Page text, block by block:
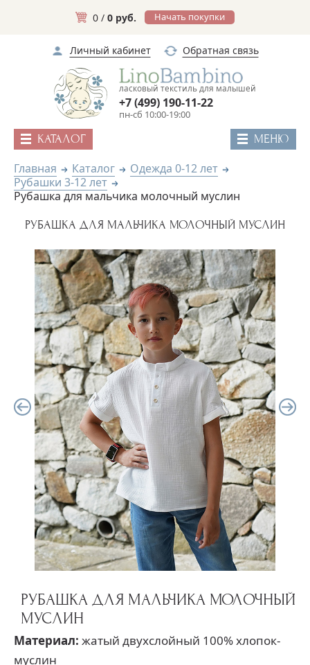
0 / 0 руб. Начать покупки
Личный кабинет Обратная связь
ласковый текстиль для малышей
пн-сб 10:00-19:00
+7 (499) 190-11-22
КАТАЛОГ МЕНЮ
Главная Каталог
Одежда 0-12 лет
Рубашки 3-12 лет
Рубашка для мальчика молочный муслин
РУБАШКА ДЛЯ МАЛЬЧИКА МОЛОЧНЫЙ МУСЛИН
РУБАШКА ДЛЯ МАЛЬЧИКА МОЛОЧНЫЙ
МУСЛИН
Материал: жатый двухслойный 100% хлопок-
муслин